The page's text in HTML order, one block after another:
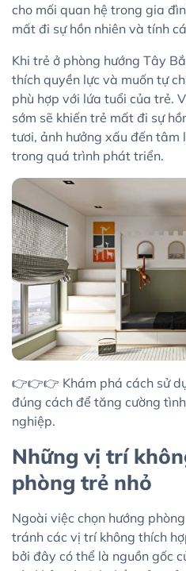
cho mối quan hệ trong gia
mất đi sự hồn nhiên và tính
Khi trẻ ở phòng hướng Tây
thích quyền lực và muốn tự
phù hợp với lứa tuổi của trẻ.
sớm sẽ khiến trẻ mất đi sự
tươi, ảnh hưởng xấu đến tâm
trong quá trình phát triển.
👉👉👉 Khám phá cách sử
đúng cách để tăng cường
nghiệp.
Những vị trí
phòng trẻ nhỏ
Ngoài việc chọn hướng
tránh các vị trí không thích
bởi đây có thể là nguồn gốc